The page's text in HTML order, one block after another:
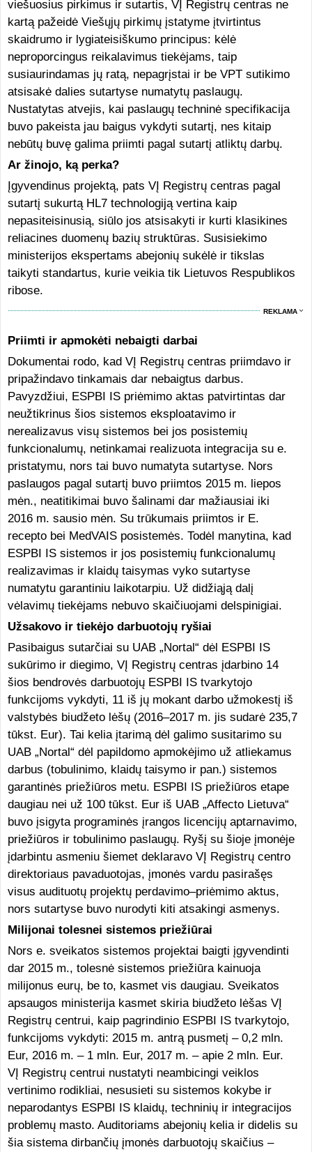
viešuosius pirkimus ir sutartis, VĮ Registrų centras ne
kartą pažeidė Viešųjų pirkimų įstatyme įtvirtintus
skaidrumo ir lygiateisiškumo principus: kėlė
neproporcingus reikalavimus tiekėjams, taip
susiaurindamas jų ratą, nepagrįstai ir be VPT sutikimo
atsisakė dalies sutartyse numatytų paslaugų.
Nustatytas atvejis, kai paslaugų techninė specifikacija
buvo pakeista jau baigus vykdyti sutartį, nes kitaip
nebūtų buvę galima priimti pagal sutartį atliktų darbų.
Ar žinojo, ką perka?
Įgyvendinus projektą, pats VĮ Registrų centras pagal
sutartį sukurtą HL7 technologiją vertina kaip
nepasiteisinusią, siūlo jos atsisakyti ir kurti klasikines
reliacines duomenų bazių struktūras. Susisiekimo
ministerijos ekspertams abejonių sukėlė ir tikslas
taikyti standartus, kurie veikia tik Lietuvos Respublikos
ribose.
REKLAMA
Priimti ir apmokėti nebaigti darbai
Dokumentai rodo, kad VĮ Registrų centras priimdavo ir
pripažindavo tinkamais dar nebaigtus darbus.
Pavyzdžiui, ESPBI IS priėmimo aktas patvirtintas dar
neužtikrinus šios sistemos eksploatavimo ir
nerealizavus visų sistemos bei jos posistemių
funkcionalumų, netinkamai realizuota integracija su e.
pristatymu, nors tai buvo numatyta sutartyse. Nors
paslaugos pagal sutartį buvo priimtos 2015 m. liepos
mėn., neatitikimai buvo šalinami dar mažiausiai iki
2016 m. sausio mėn. Su trūkumais priimtos ir E.
recepto bei MedVAIS posistemės. Todėl manytina, kad
ESPBI IS sistemos ir jos posistemių funkcionalumų
realizavimas ir klaidų taisymas vyko sutartyse
numatytu garantiniu laikotarpiu. Už didžiąją dalį
vėlavimų tiekėjams nebuvo skaičiuojami delspinigiai.
Užsakovo ir tiekėjo darbuotojų ryšiai
Pasibaigus sutarčiai su UAB „Nortal“ dėl ESPBI IS
sukūrimo ir diegimo, VĮ Registrų centras įdarbino 14
šios bendrovės darbuotojų ESPBI IS tvarkytojo
funkcijoms vykdyti, 11 iš jų mokant darbo užmokestį iš
valstybės biudžeto lėšų (2016–2017 m. jis sudarė 235,7
tūkst. Eur). Tai kelia įtarimą dėl galimo susitarimo su
UAB „Nortal“ dėl papildomo apmokėjimo už atliekamus
darbus (tobulinimo, klaidų taisymo ir pan.) sistemos
garantinės priežiūros metu. ESPBI IS priežiūros etape
daugiau nei už 100 tūkst. Eur iš UAB „Affecto Lietuva“
buvo įsigyta programinės įrangos licencijų aptarnavimo,
priežiūros ir tobulinimo paslaugų. Ryšį su šioje įmonėje
įdarbintu asmeniu šiemet deklaravo VĮ Registrų centro
direktoriaus pavaduotojas, įmonės vardu pasirašęs
visus audituotų projektų perdavimo–priėmimo aktus,
nors sutartyse buvo nurodyti kiti atsakingi asmenys.
Milijonai tolesnei sistemos priežiūrai
Nors e. sveikatos sistemos projektai baigti įgyvendinti
dar 2015 m., tolesnė sistemos priežiūra kainuoja
milijonus eurų, be to, kasmet vis daugiau. Sveikatos
apsaugos ministerija kasmet skiria biudžeto lėšas VĮ
Registrų centrui, kaip pagrindinio ESPBI IS tvarkytojo,
funkcijoms vykdyti: 2015 m. antrą pusmetį – 0,2 mln.
Eur, 2016 m. – 1 mln. Eur, 2017 m. – apie 2 mln. Eur.
VĮ Registrų centrui nustatyti neambicingi veiklos
vertinimo rodikliai, nesusieti su sistemos kokybe ir
neparodantys ESPBI IS klaidų, techninių ir integracijos
problemų masto. Auditoriams abejonių kelia ir didelis su
šia sistema dirbančių įmonės darbuotojų skaičius –